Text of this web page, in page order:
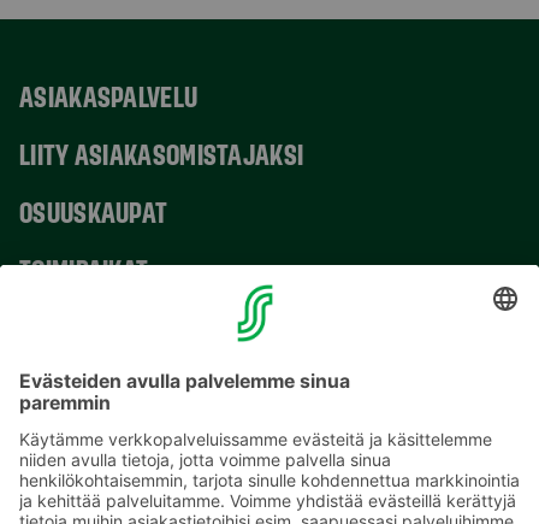
ASIAKASPALVELU
LIITY ASIAKASOMISTAJAKSI
OSUUSKAUPAT
TOIMIPAIKAT